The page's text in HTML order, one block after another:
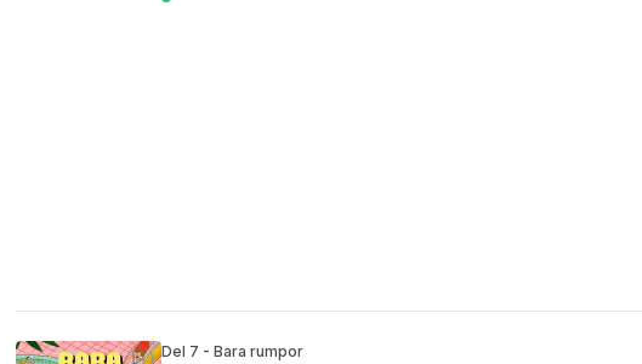
Del 7 - Bara rumpor